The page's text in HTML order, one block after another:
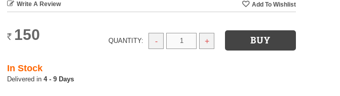
Write A Review
Rs. 150 QUANTITY: - +
In Stock
4 - 9 Days